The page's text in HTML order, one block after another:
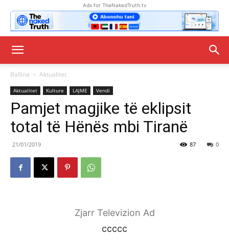
Ads for TheNakedTruth.tv
Ballina Aktualitet
Aktualitet Kulture LAJME Vendi
Pamjet magjike të eklipsit
total të Hënës mbi Tiranë
21/01/2019 0
87
Zjarr Televizion Ad
ccccc